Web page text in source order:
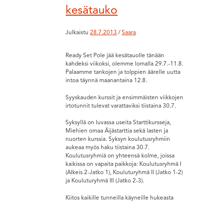
kesätauko
Julkaistu28.7.2013 /Saara
Ready Set Pole jää kesätauolle tänään
kahdeksi viikoksi, olemme lomalla 29.7.-11.8.
Palaamme tankojen ja tolppien äärelle uutta
intoa täynnä maanantaina 12.8.
Syyskauden kurssit ja ensimmäisten viikkojen
irtotunnit tulevat varattaviksi tiistaina 30.7.
Syksyllä on luvassa useita Starttikursseja,
Miehien omaa Äijästarttia sekä lasten ja
nuorten kurssia. Syksyn koulutusryhmiin
aukeaa myös haku tiistaina 30.7.
Koulutusryhmiä on yhteensä kolme, joissa
kaikissa on vapaita paikkoja: Koulutusryhmä I
(Alkeis 2-Jatko 1), Kouluturyhmä II (Jatko 1-2)
ja Kouluturyhmä III (Jatko 2-3).
Kiitos kaikille tunneilla käyneille hukeasta